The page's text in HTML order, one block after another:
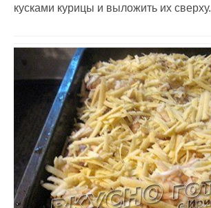
кусками курицы и выложить их сверху.